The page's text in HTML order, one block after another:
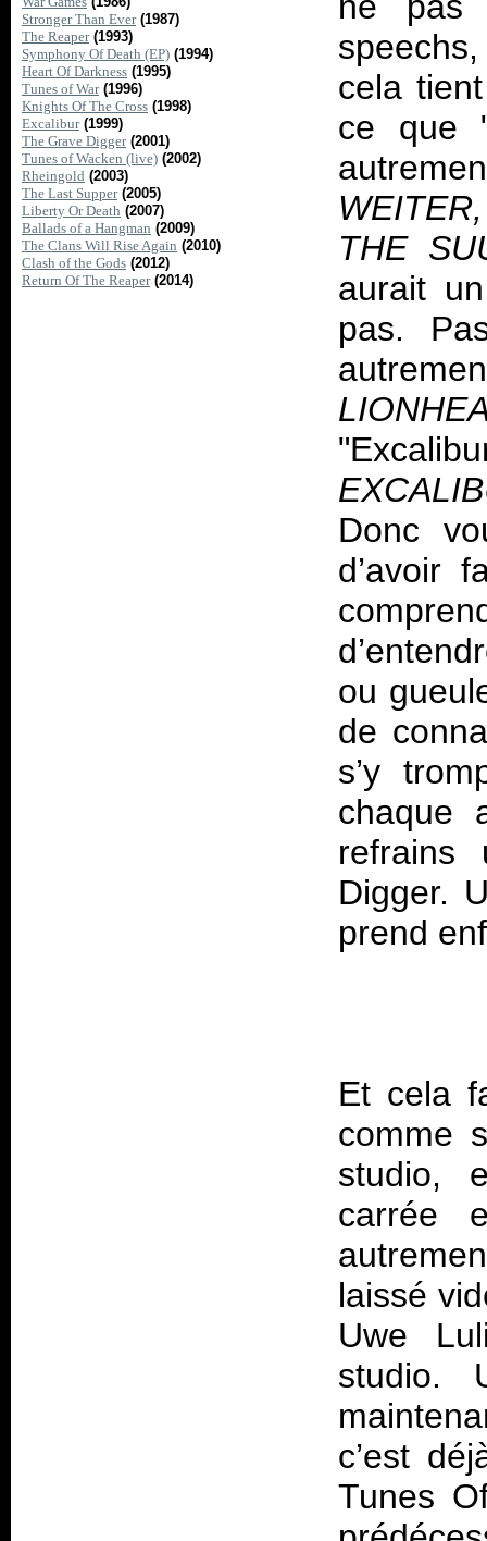
Stronger Than Ever (1987)
The Reaper (1993)
Symphony Of Death (EP) (1994)
Heart Of Darkness (1995)
Tunes of War (1996)
Knights Of The Cross (1998)
Excalibur (1999)
The Grave Digger (2001)
Tunes of Wacken (live) (2002)
Rheingold (2003)
The Last Supper (2005)
Liberty Or Death (2007)
Ballads of a Hangman (2009)
The Clans Will Rise Again (2010)
Clash of the Gods (2012)
Return Of The Reaper (2014)
cela
ce que
THE
aurait
pas.
Donc
d’avoir
ou
de
s’y
chaque
refrains
Digger.
Et cela
comme
studio,
carrée
laissé
Uwe
studio.
c’est
Tunes